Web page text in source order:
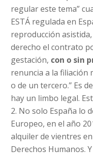
regular este tema”
ESTÁ regulada en
reproducción asistida,
derecho el contrato
gestación, con o sin
renuncia a la filiación
o de un tercero.” Es
hay un limbo legal.
No solo España lo
Europeo, en el año
alquiler de vientres
Derechos Humanos.